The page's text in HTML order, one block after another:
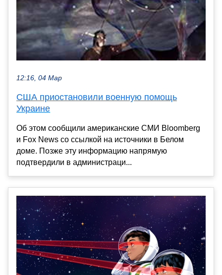
12:16, 04 Мар
США приостановили военную помощь
Украине
Об этом сообщили американские СМИ Bloomberg
и Fox News со ссылкой на источники в Белом
доме. Позже эту информацию напрямую
подтвердили в администраци...